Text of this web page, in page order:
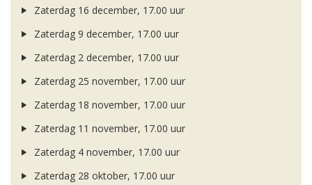
Zaterdag 16 december, 17.00 uur
Zaterdag 9 december, 17.00 uur
Zaterdag 2 december, 17.00 uur
Zaterdag 25 november, 17.00 uur
Zaterdag 18 november, 17.00 uur
Zaterdag 11 november, 17.00 uur
Zaterdag 4 november, 17.00 uur
Zaterdag 28 oktober, 17.00 uur